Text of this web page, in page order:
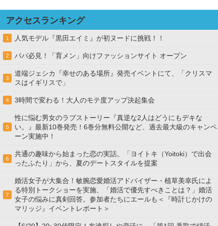
アクセスランキング
1 人気モデル『黒田エイミ』が初ヌードに挑戦！！
2 パパ必見！「育メン」向けファッションサイト オープン
3
道端ジェシカ『幸せのある場所』発売イベントにて、「クリスマ
スはイギリスで」
4 3時間で変わる！大人のモテ度アップ決起集会
5
性に悩む男女のラブストーリー『真逆な2人はどうにもデキな
い。』最新10巻発売！6巻分無料公開など、過去最大級のキャンペ
ーン実施中！
6
共通の趣味から始まった恋の実話。「ヨイトキ（Yoitoki）で出会
ったふたり」から、夏のデートスタイルを提案
7
婚活女子が大集合！敏腕恋愛婚活アドバイザー・植草美幸氏によ
る特別トークショーを実施、「婚活で優先すべきことは？」婚活
女子の悩みに真剣回答。参加者たちにエールも＜『時計じかけの
マリッジ』イベントレポート＞